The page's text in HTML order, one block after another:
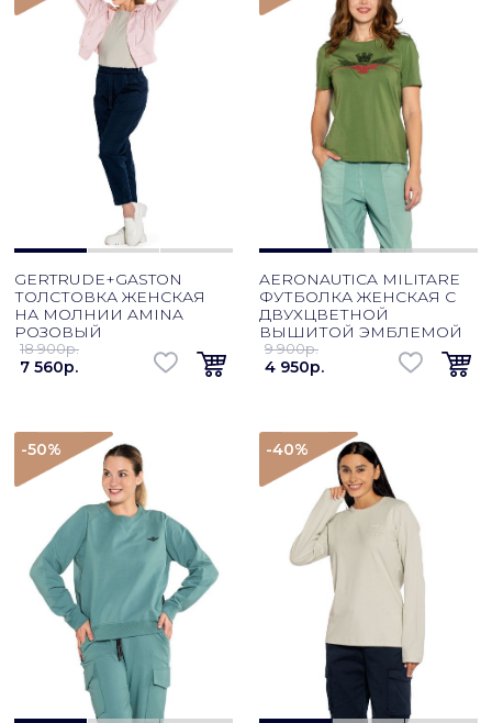
GERTRUDE+GASTON
ТОЛСТОВКА ЖЕНСКАЯ
НА МОЛНИИ AMINA
РОЗОВЫЙ
18 900p.
7 560p.
AERONAUTICA MILITARE
ФУТБОЛКА ЖЕНСКАЯ С
ДВУХЦВЕТНОЙ
ВЫШИТОЙ ЭМБЛЕМОЙ
9 900p.
4 950p.
-50% -40%